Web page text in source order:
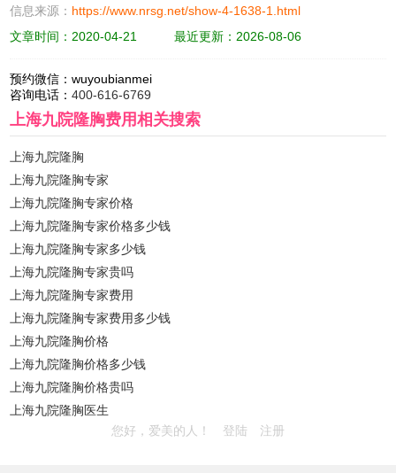
信息来源： https://www.nrsg.net/show-4-1638-1.html
文章时间：2020-04-21
最近更新：2026-08-06
预约微信：wuyoubianmei
咨询电话：400-616-6769
上海九院隆胸费用相关搜索
上海九院隆胸
上海九院隆胸专家
上海九院隆胸专家价格
上海九院隆胸专家价格多少钱
上海九院隆胸专家多少钱
上海九院隆胸专家贵吗
上海九院隆胸专家费用
上海九院隆胸专家费用多少钱
上海九院隆胸价格
上海九院隆胸价格多少钱
上海九院隆胸价格贵吗
上海九院隆胸医生
您好，爱美的人！ 登陆 注册